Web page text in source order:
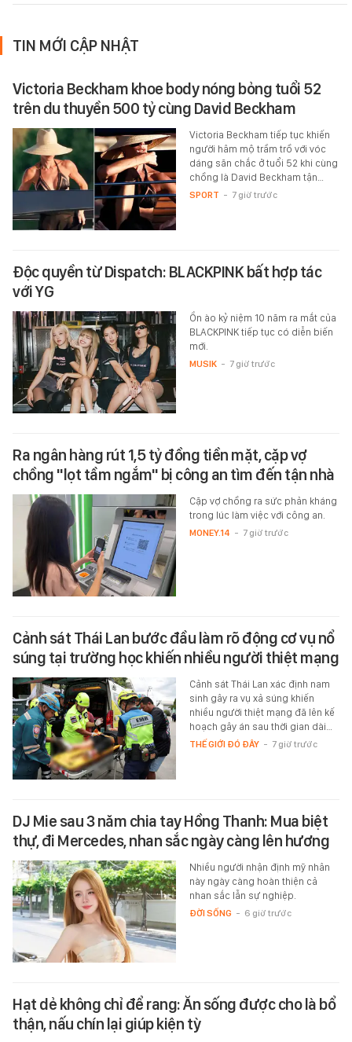
TIN MỚI CẬP NHẬT
Victoria Beckham khoe body nóng bỏng tuổi 52
trên du thuyền 500 tỷ cùng David Beckham
Victoria Beckham tiếp tục khiến
người hâm mộ trầm trồ với vóc
dáng săn chắc ở tuổi 52 khi cùng
chồng là David Beckham tận…
SPORT - 7 giờ trước
Độc quyền từ Dispatch: BLACKPINK bất hợp tác
với YG
Ồn ào kỷ niệm 10 năm ra mắt của
BLACKPINK tiếp tục có diễn biến
mới.
MUSIK - 7 giờ trước
Ra ngân hàng rút 1,5 tỷ đồng tiền mặt, cặp vợ
chồng "lọt tầm ngắm" bị công an tìm đến tận nhà
Cặp vợ chồng ra sức phản kháng
trong lúc làm việc với công an.
MONEY.14 - 7 giờ trước
Cảnh sát Thái Lan bước đầu làm rõ động cơ vụ nổ
súng tại trường học khiến nhiều người thiệt mạng
Cảnh sát Thái Lan xác định nam
sinh gây ra vụ xả súng khiến
nhiều người thiệt mạng đã lên kế
hoạch gây án sau thời gian dài…
THẾ GIỚI ĐÓ ĐÂY - 7 giờ trước
DJ Mie sau 3 năm chia tay Hồng Thanh: Mua biệt
thự, đi Mercedes, nhan sắc ngày càng lên hương
Nhiều người nhận định mỹ nhân
này ngày càng hoàn thiện cả
nhan sắc lẫn sự nghiệp.
ĐỜI SỐNG - 6 giờ trước
Hạt dẻ không chỉ để rang: Ăn sống được cho là bổ
thận, nấu chín lại giúp kiện tỳ